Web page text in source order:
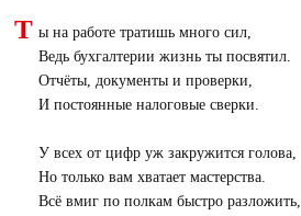
Т ы на работе тратишь много сил,
Ведь бухгалтерии жизнь ты посвятил.
Отчёты, документы и проверки,
И постоянные налоговые сверки.
У всех от цифр уж закружится голова,
Но только вам хватает мастерства.
Всё вмиг по полкам быстро разложить,